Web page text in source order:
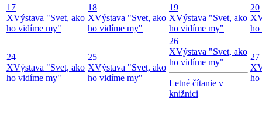
17
XVýstava "Svet, ako
ho vidíme my"
18
XVýstava "Svet, ako
ho vidíme my"
19
XVýstava "Svet, ako
ho vidíme my"
20
X
ho
24
XVýstava "Svet, ako
ho vidíme my"
25
XVýstava "Svet, ako
ho vidíme my"
26
XVýstava "Svet, ako
ho vidíme my"
Letné čítanie v
knižnici
27
X
ho